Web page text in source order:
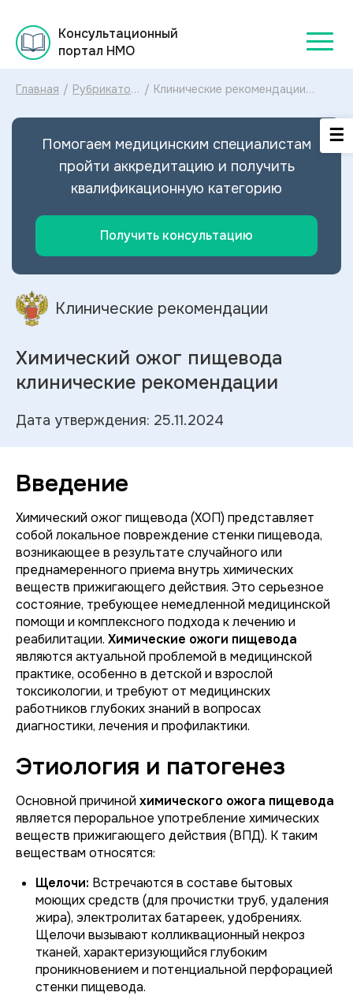
Консультационный
портал НМО
Главная / Рубрикатор
рекомендаций
/ Клинические рекомендации
МКБ-10: диагностика и лечение
2024
Помогаем медицинским специалистам
пройти аккредитацию и получить
квалификационную категорию
Получить консультацию
Клинические рекомендации
Химический ожог пищевода
клинические рекомендации
Дата утверждения: 25.11.2024
Введение
Химический ожог пищевода (ХОП) представляет
собой локальное повреждение стенки пищевода,
возникающее в результате случайного или
преднамеренного приема внутрь химических
веществ прижигающего действия. Это серьезное
состояние, требующее немедленной медицинской
помощи и комплексного подхода к лечению и
реабилитации. Химические ожоги пищевода
являются актуальной проблемой в медицинской
практике, особенно в детской и взрослой
токсикологии, и требуют от медицинских
работников глубоких знаний в вопросах
диагностики, лечения и профилактики.
Этиология и патогенез
Основной причиной химического ожога пищевода
является пероральное употребление химических
веществ прижигающего действия (ВПД). К таким
веществам относятся:
Щелочи: Встречаются в составе бытовых
моющих средств (для прочистки труб, удаления
жира), электролитах батареек, удобрениях.
Щелочи вызывают колликвационный некроз
тканей, характеризующийся глубоким
проникновением и потенциальной перфорацией
стенки пищевода.